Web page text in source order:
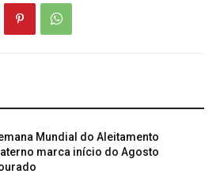
Mundial do Aleitamento
marca início do Agosto